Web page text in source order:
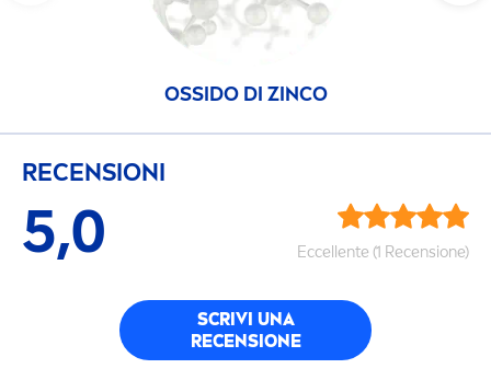
OSSIDO DI ZINCO
RECENSIONI
5,0 Eccellente (1 Recensione)
SCRIVI UNA
RECENSIONE